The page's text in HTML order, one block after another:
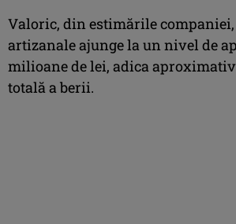
Valoric, din estimările
artizanale ajunge la un nivel de
milioane de lei, adica
totală a berii.